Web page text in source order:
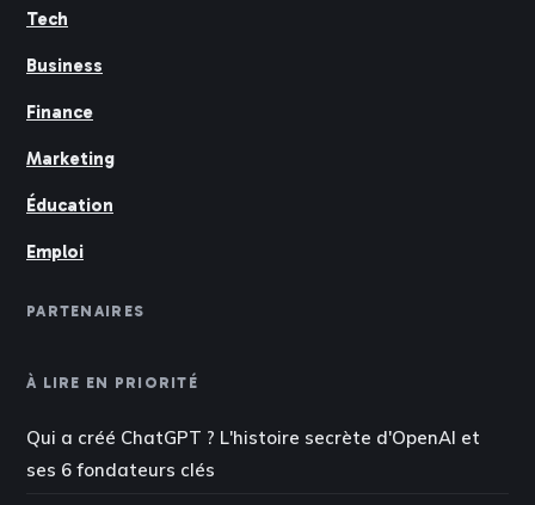
Tech
Business
Finance
Marketing
Éducation
Emploi
PARTENAIRES
À LIRE EN PRIORITÉ
Qui a créé ChatGPT ? L'histoire secrète d'OpenAI et
ses 6 fondateurs clés